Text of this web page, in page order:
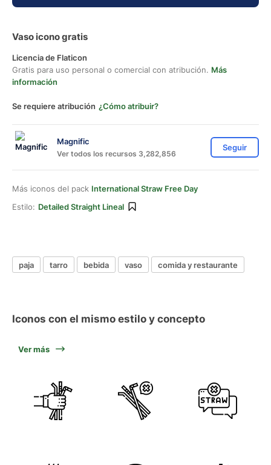
Vaso icono gratis
Licencia de Flaticon
Gratis para uso personal o comercial con atribución. Más
información
Se requiere atribución ¿Cómo atribuir?
Magnific
Ver todos los recursos 3,282,856
Seguir
Más iconos del pack International Straw Free Day
Estilo: Detailed Straight Lineal
paja tarro bebida vaso comida y restaurante
Iconos con el mismo estilo y concepto
Ver más